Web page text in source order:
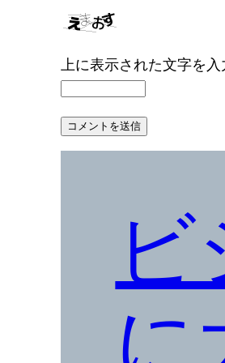
上に表示された文字を入
ビ